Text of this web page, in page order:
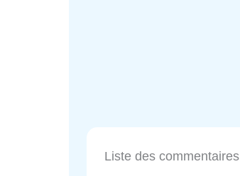
Liste des commentaires